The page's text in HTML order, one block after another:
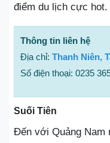
điểm du lịch cực hot.
Thông tin liên hệ
Địa chỉ: Thanh Niên,
Số điện thoại: 0235
Suối Tiên
Đến với Quảng Nam